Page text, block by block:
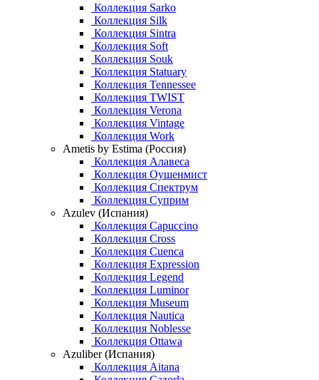
Коллекция Sarko
Коллекция Silk
Коллекция Sintra
Коллекция Soft
Коллекция Souk
Коллекция Statuary
Коллекция Tennessee
Коллекция TWIST
Коллекция Verona
Коллекция Vintage
Коллекция Work
Ametis by Estima (Россия)
Коллекция Алавеса
Коллекция Оушенмист
Коллекция Спектрум
Коллекция Суприм
Azulev (Испания)
Коллекция Capuccino
Коллекция Cross
Коллекция Cuenca
Коллекция Expression
Коллекция Legend
Коллекция Luminor
Коллекция Museum
Коллекция Nautica
Коллекция Noblesse
Коллекция Ottawa
Azuliber (Испания)
Коллекция Aitana